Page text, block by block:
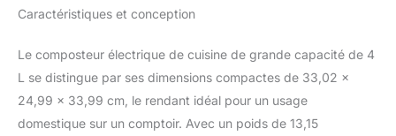
déchets en engrais
convertir les résidus
déchets de cuisine en
pré-compost en 6
heures, ce qui aide à
réduire les déchets
alimentaires jusqu'à 90
Caractéristiques et conception
Le composteur électrique de cuisine de grande capacité de 4
L se distingue par ses dimensions compactes de 33,02 x
24,99 x 33,99 cm, le rendant idéal pour un usage
domestique sur un comptoir. Avec un poids de 13,15